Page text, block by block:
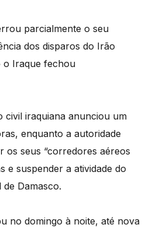
parcialmente o seu
dos disparos do Irão
o Iraque fechou
civil iraquiana anunciou um
enquanto a autoridade
seus “corredores aéreos
e suspender a atividade do
Damasco.
no domingo à noite, até nova